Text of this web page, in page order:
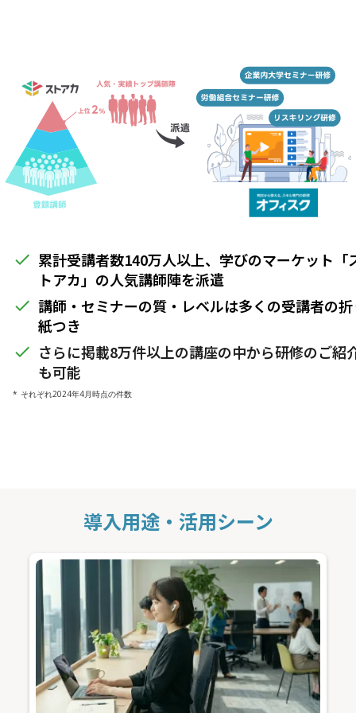
done 累計受講者数140万人以上、学びのマーケット「
トアカ」の人気講師陣を派遣
done 講師・セミナーの質・レベルは多くの受講者の
紙つき
done さらに掲載8万件以上の講座の中から研修のご紹
も可能
* それぞれ2024年4月時点の件数
導入用途・活用シーン